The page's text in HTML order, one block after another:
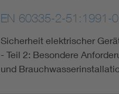
EN 60335-2-51:1991-
Sicherheit elektrischer
- Teil 2: Besondere
und